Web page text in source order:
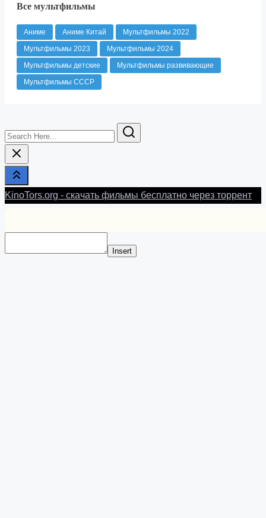
Все мультфильмы
Аниме Аниме Китай
Мультфильмы 2022
Мультфильмы 2023
Мультфильмы 2024
Мультфильмы детские
Мультфильмы развивающие
Мультфильмы СССР
Search
Here...
KinoTors.org - скачать фильмы бесплатно через торрент
Insert